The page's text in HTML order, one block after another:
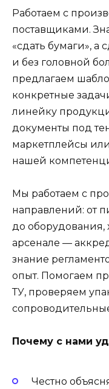
Работаем с
поставщиками.
«сдать бумаги», а
и без головной
предлагаем
конкретные
линейку
документы под
маркетплейсы
нашей
Мы работаем с
направлений: от
до оборудования,
арсенале —
знание
опыт. Помогаем
ТУ, проверяем
Почему с нами
Честно